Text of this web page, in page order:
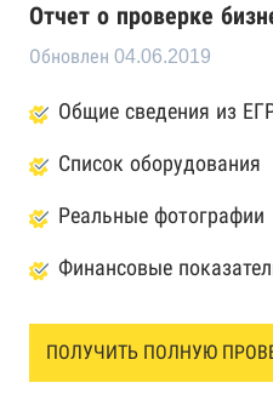
Отчет о проверке
Обновлен 04.06.2019
Общие сведения из
Список оборудования
Реальные фотографии
Финансовые
ПОЛУЧИТЬ ПОЛНУЮ